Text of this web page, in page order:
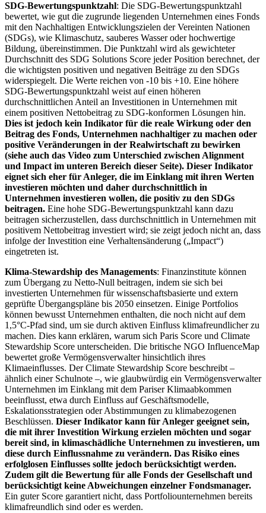
SDG-Bewertungspunktzahl: Die SDG-Bewertungspunktzahl
bewertet, wie gut die zugrunde liegenden Unternehmen eines Fonds
mit den Nachhaltigen Entwicklungszielen der Vereinten Nationen
(SDGs), wie Klimaschutz, sauberes Wasser oder hochwertige
Bildung, übereinstimmen. Die Punktzahl wird als gewichteter
Durchschnitt des SDG Solutions Score jeder Position berechnet, der
die wichtigsten positiven und negativen Beiträge zu den SDGs
widerspiegelt. Die Werte reichen von -10 bis +10. Eine höhere
SDG-Bewertungspunktzahl weist auf einen höheren
durchschnittlichen Anteil an Investitionen in Unternehmen mit
einem positiven Nettobeitrag zu SDG-konformen Lösungen hin.
Dies ist jedoch kein Indikator für die reale Wirkung oder den
Beitrag des Fonds, Unternehmen nachhaltiger zu machen oder
positive Veränderungen in der Realwirtschaft zu bewirken
(siehe auch das Video zum Unterschied zwischen Alignment
und Impact im unteren Bereich dieser Seite). Dieser Indikator
eignet sich eher für Anleger, die im Einklang mit ihren Werten
investieren möchten und daher durchschnittlich in
Unternehmen investieren wollen, die positiv zu den SDGs
beitragen. Eine hohe SDG-Bewertungspunktzahl kann dazu
beitragen sicherzustellen, dass durchschnittlich in Unternehmen mit
positivem Nettobeitrag investiert wird; sie zeigt jedoch nicht an, dass
infolge der Investition eine Verhaltensänderung („Impact“)
eingetreten ist.
Klima-Stewardship des Managements: Finanzinstitute können
zum Übergang zu Netto-Null beitragen, indem sie sich bei
investierten Unternehmen für wissenschaftsbasierte und extern
geprüfte Übergangspläne bis 2050 einsetzen. Einige Portfolios
können bewusst Unternehmen enthalten, die noch nicht auf dem
1,5°C-Pfad sind, um sie durch aktiven Einfluss klimafreundlicher zu
machen. Dies kann erklären, warum sich Paris Score und Climate
Stewardship Score unterscheiden. Die britische NGO InfluenceMap
bewertet große Vermögensverwalter hinsichtlich ihres
Klimaeinflusses. Der Climate Stewardship Score beschreibt –
ähnlich einer Schulnote –, wie glaubwürdig ein Vermögensverwalter
Unternehmen im Einklang mit dem Pariser Klimaabkommen
beeinflusst, etwa durch Einfluss auf Geschäftsmodelle,
Eskalationsstrategien oder Abstimmungen zu klimabezogenen
Beschlüssen. Dieser Indikator kann für Anleger geeignet sein,
die mit ihrer Investition Wirkung erzielen möchten und sogar
bereit sind, in klimaschädliche Unternehmen zu investieren, um
diese durch Einflussnahme zu verändern. Das Risiko eines
erfolglosen Einflusses sollte jedoch berücksichtigt werden.
Zudem gilt die Bewertung für alle Fonds der Gesellschaft und
berücksichtigt keine Abweichungen einzelner Fondsmanager.
Ein guter Score garantiert nicht, dass Portfoliounternehmen bereits
klimafreundlich sind oder es werden.